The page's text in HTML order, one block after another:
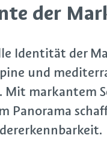
der
Identität der
und
Mit markantem
Panorama